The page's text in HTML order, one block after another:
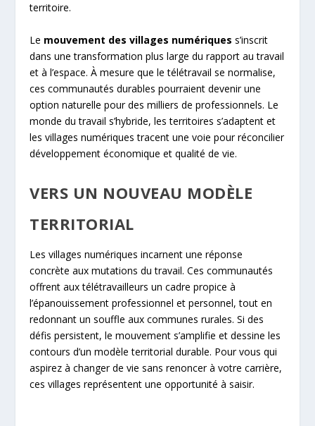
territoire.
Le mouvement des villages numériques s’inscrit
dans une transformation plus large du rapport au travail
et à l’espace. À mesure que le télétravail se normalise,
ces communautés durables pourraient devenir une
option naturelle pour des milliers de professionnels. Le
monde du travail s’hybride, les territoires s’adaptent et
les villages numériques tracent une voie pour réconcilier
développement économique et qualité de vie.
VERS UN NOUVEAU MODÈLE
TERRITORIAL
Les villages numériques incarnent une réponse
concrète aux mutations du travail. Ces communautés
offrent aux télétravailleurs un cadre propice à
l’épanouissement professionnel et personnel, tout en
redonnant un souffle aux communes rurales. Si des
défis persistent, le mouvement s’amplifie et dessine les
contours d’un modèle territorial durable. Pour vous qui
aspirez à changer de vie sans renoncer à votre carrière,
ces villages représentent une opportunité à saisir.